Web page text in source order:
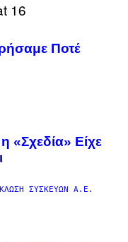
Ποτέ
«Σχεδία» Είχε
ΣΥΣΚΕΥΏΝ Α.Ε.